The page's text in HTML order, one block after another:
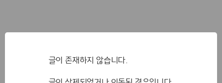
글이 존재하지 않습니다.